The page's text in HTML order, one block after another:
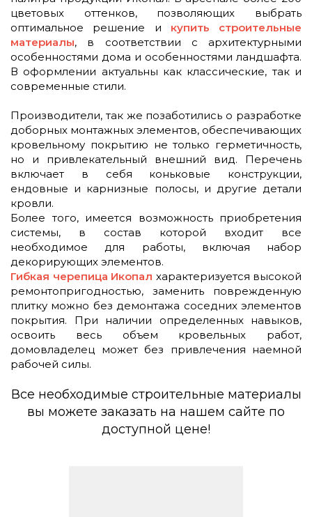
цветовых оттенков, позволяющих выбрать
оптимальное решение и купить строительные
материалы, в соответствии с архитектурными
особенностями дома и особенностями ландшафта.
В оформлении актуальны как классические, так и
современные стили.
Производители, так же позаботились о разработке
доборных монтажных элементов, обеспечивающих
кровельному покрытию не только герметичность,
но и привлекательный внешний вид. Перечень
включает в себя коньковые конструкции,
ендовные и карнизные полосы, и другие детали
кровли.
Более того, имеется возможность приобретения
системы, в состав которой входит все
необходимое для работы, включая набор
декорирующих элементов.
Гибкая черепица Икопал характеризуется высокой
ремонтопригодностью, заменить поврежденную
плитку можно без демонтажа соседних элементов
покрытия. При наличии определенных навыков,
освоить весь объем кровельных работ,
домовладелец может без привлечения наемной
рабочей силы.
Все необходимые строительные материалы
вы можете заказать на нашем сайте по
доступной цене!